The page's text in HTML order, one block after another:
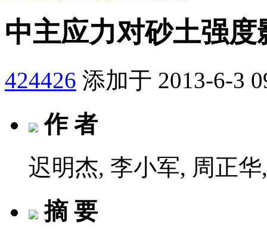
中主应力对砂土强
424426 添加于 2013-6-3
作 者
迟明杰, 李小军, 周正
摘 要